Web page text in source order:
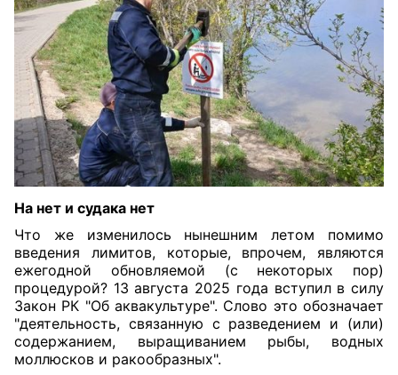
На нет и судака нет
Что же изменилось нынешним летом помимо
введения лимитов, которые, впрочем, являются
ежегодной обновляемой (с некоторых пор)
процедурой? 13 августа 2025 года вступил в силу
Закон РК "Об аквакультуре". Слово это обозначает
"деятельность, связанную с разведением и (или)
содержанием, выращиванием рыбы, водных
моллюсков и ракообразных".